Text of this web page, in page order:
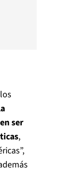
ser
,